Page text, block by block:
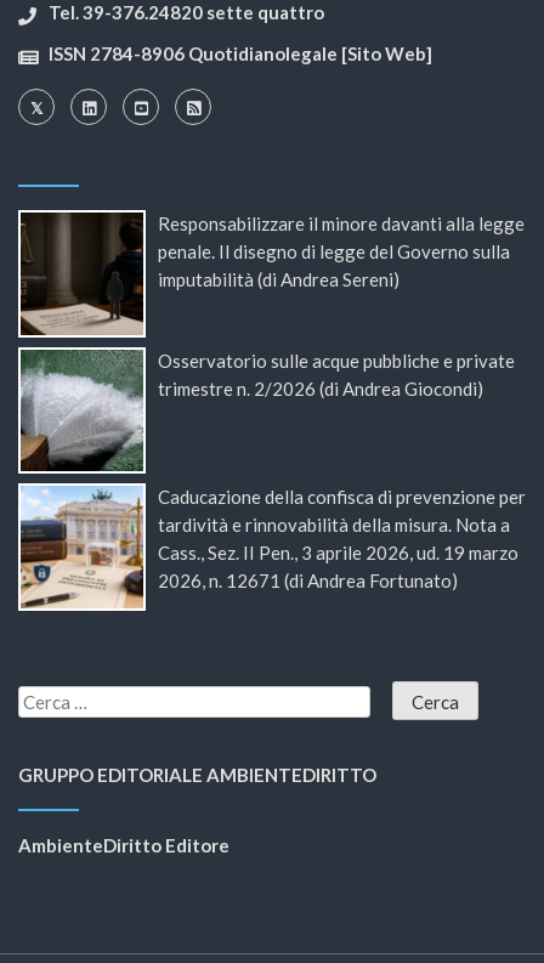
Tel. 39-376.24820 sette quattro
ISSN 2784-8906 Quotidianolegale [Sito Web]
Responsabilizzare il minore davanti alla legge
penale. Il disegno di legge del Governo sulla
imputabilità (di Andrea Sereni)
Osservatorio sulle acque pubbliche e private
trimestre n. 2/2026 (di Andrea Giocondi)
Caducazione della confisca di prevenzione per
tardività e rinnovabilità della misura. Nota a
Cass., Sez. II Pen., 3 aprile 2026, ud. 19 marzo
2026, n. 12671 (di Andrea Fortunato)
GRUPPO EDITORIALE AMBIENTEDIRITTO
AmbienteDiritto Editore